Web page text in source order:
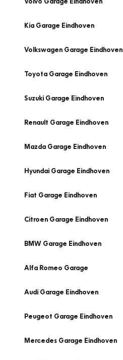
Kia Garage Eindhoven
Volkswagen Garage Eindhoven
Toyota Garage Eindhoven
Suzuki Garage Eindhoven
Renault Garage Eindhoven
Mazda Garage Eindhoven
Hyundai Garage Eindhoven
Fiat Garage Eindhoven
Citroen Garage Eindhoven
BMW Garage Eindhoven
Alfa Romeo Garage
Audi Garage Eindhoven
Peugeot Garage Eindhoven
Mercedes Garage Eindhoven